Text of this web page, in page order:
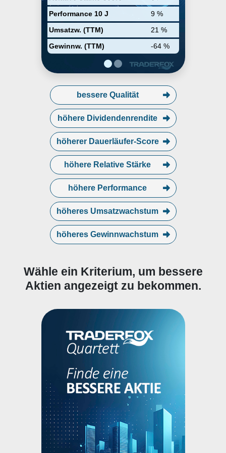
Performance 10 J
9 %
Umsatzw. (TTM)
21 %
Gewinnw. (TTM)
-64 %
bessere Qualität
höhere Dividendenrendite
höherer Dauerläufer-Score
höhere Relative Stärke
höhere Performance
höheres Umsatzwachstum
höheres Gewinnwachstum
Wähle ein Kriterium, um bessere
Aktien angezeigt zu bekommen.